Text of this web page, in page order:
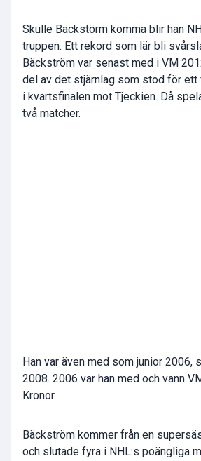
Skulle Bäckstörm komma blir han
truppen. Ett rekord som lär bli
Bäckström var senast med i VM
del av det stjärnlag som stod för ett
i kvartsfinalen mot Tjeckien. Då
två matcher.
Han var även med som junior 2006,
2008. 2006 var han med och vann
Kronor.
Bäckström kommer från en
och slutade fyra i NHL:s poängliga